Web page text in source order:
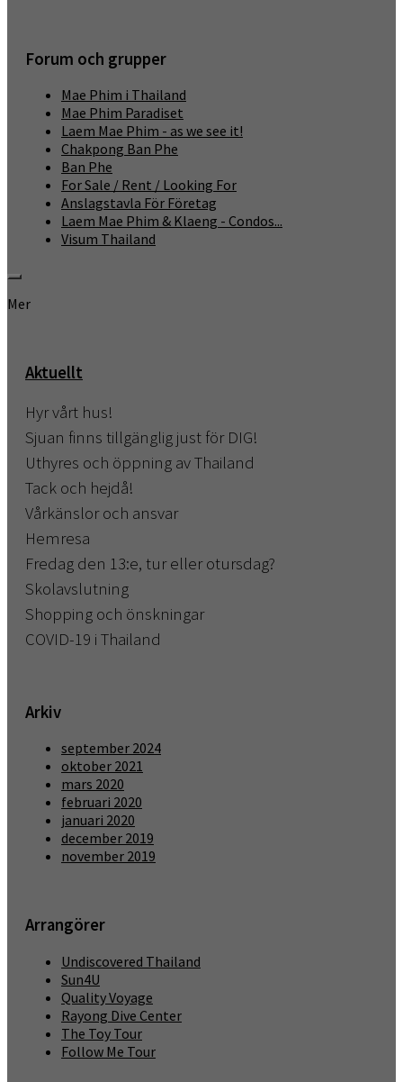
Forum och grupper
Mae Phim i Thailand
Mae Phim Paradiset
Laem Mae Phim - as we see it!
Chakpong Ban Phe
Ban Phe
For Sale / Rent / Looking For
Anslagstavla För Företag
Laem Mae Phim & Klaeng - Condos...
Visum Thailand
Mer
Aktuellt
Hyr vårt hus!
Sjuan finns tillgänglig just för DIG!
Uthyres och öppning av Thailand
Tack och hejdå!
Vårkänslor och ansvar
Hemresa
Fredag den 13:e, tur eller otursdag?
Skolavslutning
Shopping och önskningar
COVID-19 i Thailand
Arkiv
september 2024
oktober 2021
mars 2020
februari 2020
januari 2020
december 2019
november 2019
Arrangörer
Undiscovered Thailand
Sun4U
Quality Voyage
Rayong Dive Center
The Toy Tour
Follow Me Tour